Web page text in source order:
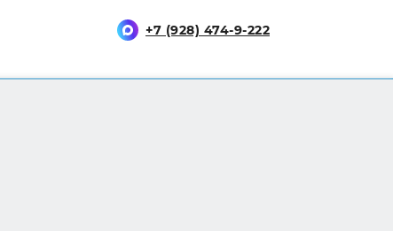
+7 (928) 474-9-222